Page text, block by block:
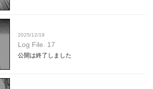
2025/12/19
Log File. 17
公開は終了しました